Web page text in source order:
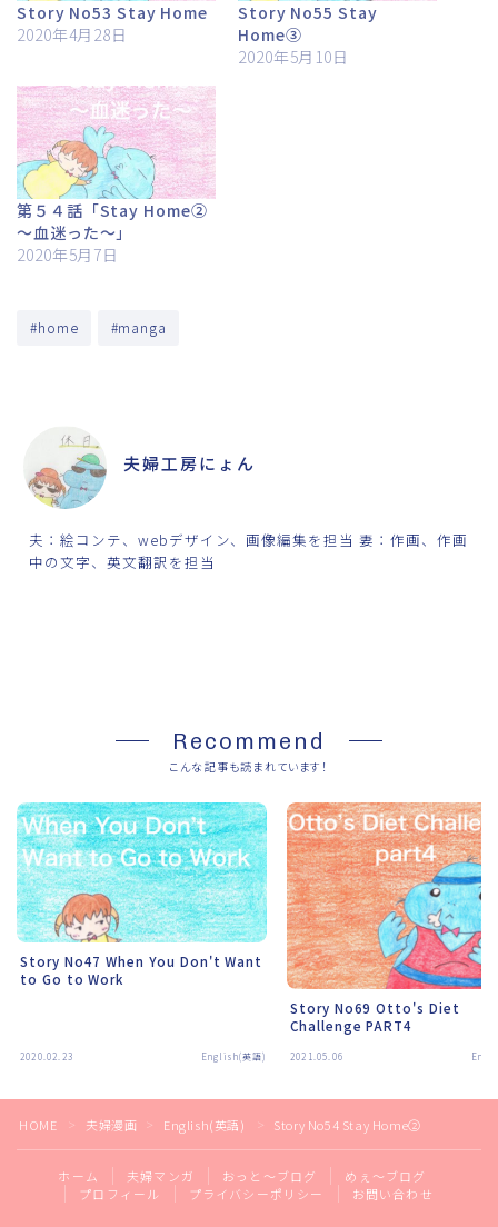
Story No53 Stay Home
2020年4月28日
Story No55 Stay
Home③
2020年5月10日
第５４話「Stay Home②
～血迷った～」
2020年5月7日
#home #manga
夫婦工房にょん
夫：絵コンテ、webデザイン、画像編集を担当 妻：作画、作画
中の文字、英文翻訳を担当
Recommend
こんな記事も読まれています！
Story No47 When You Don't Want
to Go to Work
2020.02.23 English(英語)
Story No69 Otto's Diet
Challenge PART4
2021.05.06
HOME ＞ 夫婦漫画 ＞ English(英語) ＞ Story No54 Stay Home②
ホーム 夫婦マンガ おっと～ブログ
めぇ～ブログ
プロフィール
プライバシーポリシー お問い合わせ